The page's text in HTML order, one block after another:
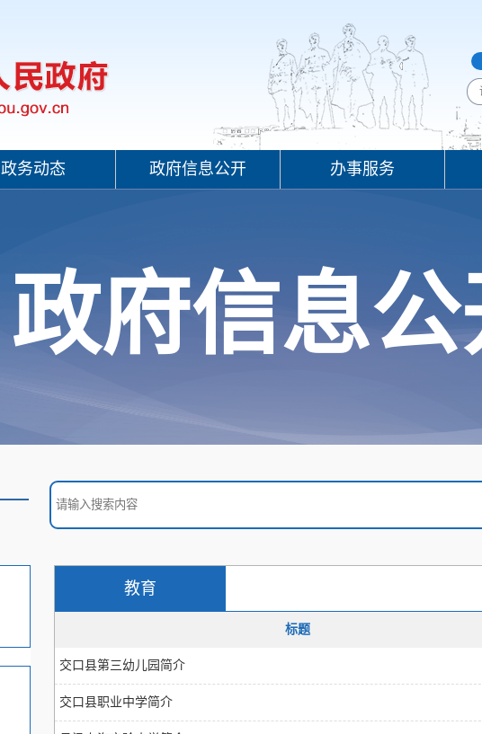
政务动态 政府信息公开 办事服务
政府信息公
教育
标题
交口县第三幼儿园简介
交口县职业中学简介